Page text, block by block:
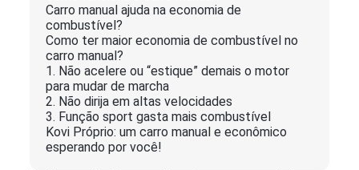
Carro manual ajuda na economia de
combustível?
Como ter maior economia de combustível no
carro manual?
1. Não acelere ou “estique” demais o motor
para mudar de marcha
2. Não dirija em altas velocidades
3. Função sport gasta mais combustível
Kovi Próprio: um carro manual e econômico
esperando por você!